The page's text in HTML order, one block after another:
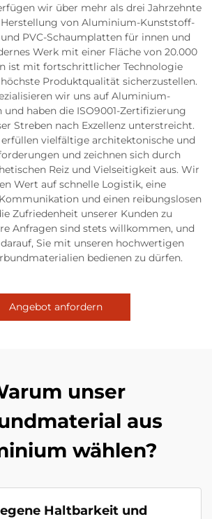
wir über mehr als drei Jahrzehnte
von Aluminium-Kunststoff-
PVC-Schaumplatten für innen und
Werk mit einer Fläche von 20.000
ist mit fortschrittlicher Technologie
Produktqualität sicherzustellen.
wir uns auf Aluminium-
haben die ISO9001-Zertifizierung
Streben nach Exzellenz unterstreicht.
vielfältige architektonische und
und zeichnen sich durch
Reiz und Vielseitigkeit aus. Wir
Wert auf schnelle Logistik, eine
und einen reibungslosen
Zufriedenheit unserer Kunden zu
Anfragen sind stets willkommen, und
Sie mit unseren hochwertigen
bedienen zu dürfen.
Angebot anfordern
unser
aus
wählen?
Haltbarkeit und